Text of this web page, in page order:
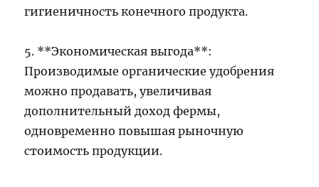
гигиеничность конечного продукта.
5. **Экономическая выгода**:
Производимые органические удобрения
можно продавать, увеличивая
дополнительный доход фермы,
одновременно повышая рыночную
стоимость продукции.